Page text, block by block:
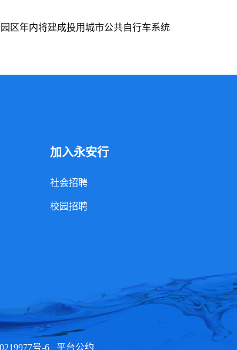
区年内将建成投用城市公共自行车系统
加入永安行
社会招聘
校园招聘
号-6 平台公约